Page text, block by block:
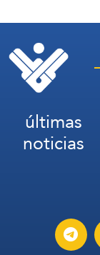
últimas
noticias